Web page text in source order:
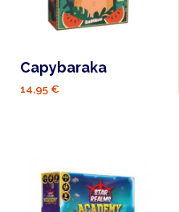
Capybaraka
14,95 €